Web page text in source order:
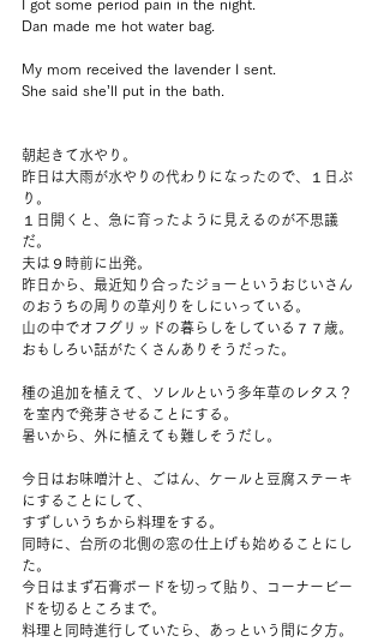
I got some period pain in the night.
Dan made me hot water bag.
My mom received the lavender I sent.
She said she’ll put in the bath.
朝起きて水やり。
昨日は大雨が水やりの代わりになったので、１日ぶ
り。
１日開くと、急に育ったように見えるのが不思議
だ。
夫は９時前に出発。
昨日から、最近知り合ったジョーというおじいさん
のおうちの周りの草刈りをしにいっている。
山の中でオフグリッドの暮らしをしている７７歳。
おもしろい話がたくさんありそうだった。
種の追加を植えて、ソレルという多年草のレタス？
を室内で発芽させることにする。
暑いから、外に植えても難しそうだし。
今日はお味噌汁と、ごはん、ケールと豆腐ステーキ
にすることにして、
すずしいうちから料理をする。
同時に、台所の北側の窓の仕上げも始めることにし
た。
今日はまず石膏ボードを切って貼り、コーナービー
ドを切るところまで。
料理と同時進行していたら、あっという間に夕方。